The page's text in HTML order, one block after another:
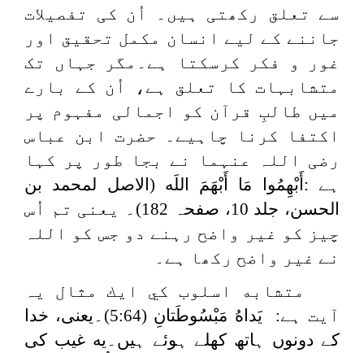
سے تعلق رکھتی ہیں۔ اُن کی تفصیلات
جاننے کے لیے انسان مکمل تحقیق اور
غور و فکر کرسکتا ہے۔مگر جہاں تک
متشابہات کا تعلق ہے، اُن کے بارے
میں طالبِ قرآن کو اجمالی مفہوم پر
اکتفا کرنا چاہیے۔ حضرت ابن عباس
رضی اللہ عنہما نے بجا طور پر کہا
ہے : أَبْهِمُوا ‌مَا ‌أَبْهَمَ ‌اللَه (الاصل لمحمد بن
الحسن، جلد 10، صفحہ 182)۔ یعنی تم اُس
چیز کو غیر واضح رہنے دو جس کو اللہ
نے غیر واضح رکھا ہے۔
متشابه اسلوب كي ايك مثال یہ
آیت ہے:يَداهُ ‌مَبْسُوطَتانِ
(5:64)۔یعنی، خدا
کے دونوں ہاتھ کھلے ہوئے ہیں۔يه غیب کی